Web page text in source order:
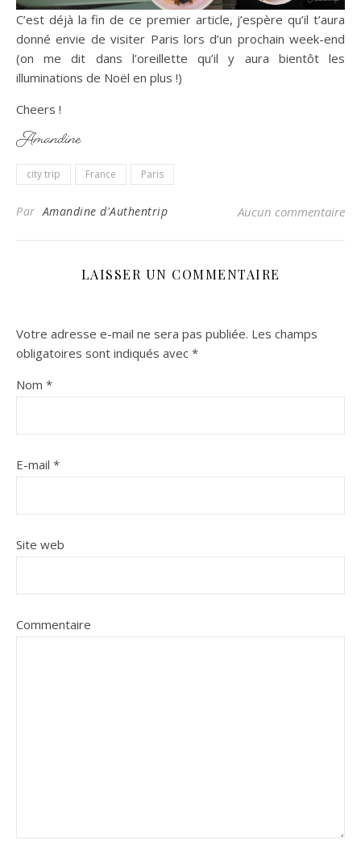
C’est déjà la fin de ce premier article, j’espère qu’il t’aura
donné envie de visiter Paris lors d’un prochain week-end
(on me dit dans l’oreillette qu’il y aura bientôt les
illuminations de Noël en plus !)
Cheers !
city trip France Paris
Par Amandine d'Authentrip Aucun commentaire
LAISSER UN COMMENTAIRE
Votre adresse e-mail ne sera pas publiée. Les champs
obligatoires sont indiqués avec *
Nom *
E-mail *
Site web
Commentaire